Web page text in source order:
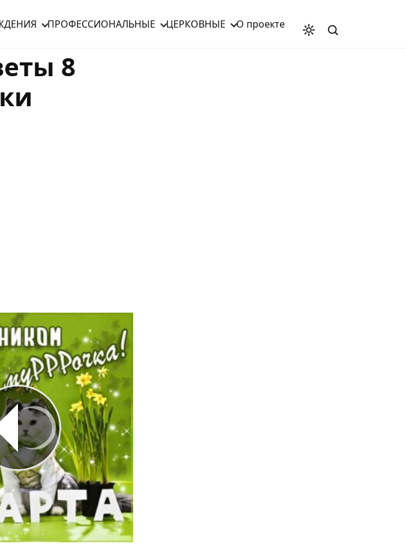
ПРОФЕССИОНАЛЬНЫЕ ЦЕРКОВНЫЕ О проекте
8